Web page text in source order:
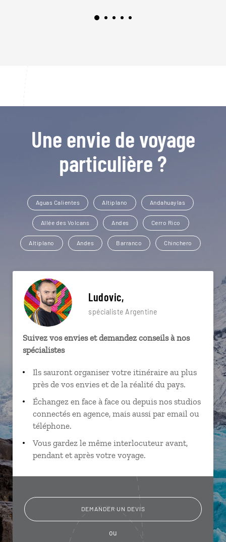
Une envie de voyage
particulière ?
Aguas Calientes Altiplano Andahuaylas
Allée des Volcans Andes Cerro Rico
Altiplano Andes Barranco Chinchero
Ludovic,
spécialiste Argentine
Suivez vos envies et demandez conseils à nos
spécialistes
Ils sauront organiser votre itinéraire au plus
près de vos envies et de la réalité du pays.
Échangez en face à face ou depuis nos studios
connectés en agence, mais aussi par email ou
téléphone.
Vous gardez le même interlocuteur avant,
pendant et après votre voyage.
DEMANDER UN DEVIS
ou